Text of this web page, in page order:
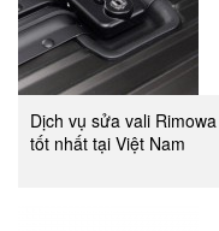
Dịch vụ sửa vali Rimowa
tốt nhất tại Việt Nam